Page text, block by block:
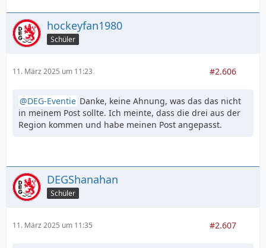
hockeyfan1980
Schüler
11. März 2025 um 11:23 #2.606
DEG-Eventie Danke, keine Ahnung, was das das nicht
in meinem Post sollte. Ich meinte, dass die drei aus der
Region kommen und habe meinen Post angepasst.
DEGShanahan
Schüler
11. März 2025 um 11:35 #2.607